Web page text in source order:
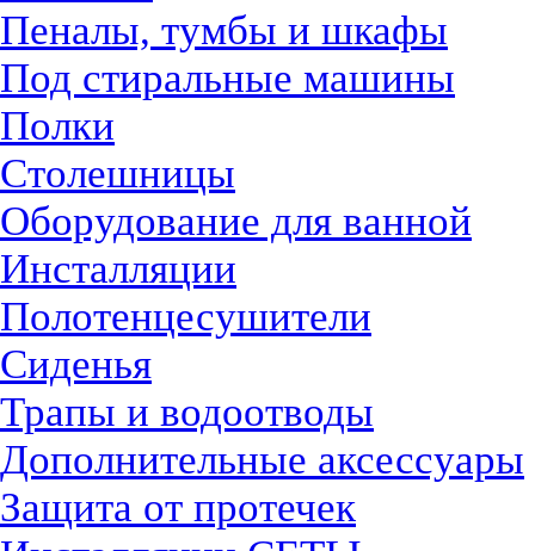
Пеналы, тумбы и шкафы
Под стиральные машины
Полки
Столешницы
Оборудование для ванной
Инсталляции
Полотенцесушители
Сиденья
Трапы и водоотводы
Дополнительные аксессуары
Защита от протечек